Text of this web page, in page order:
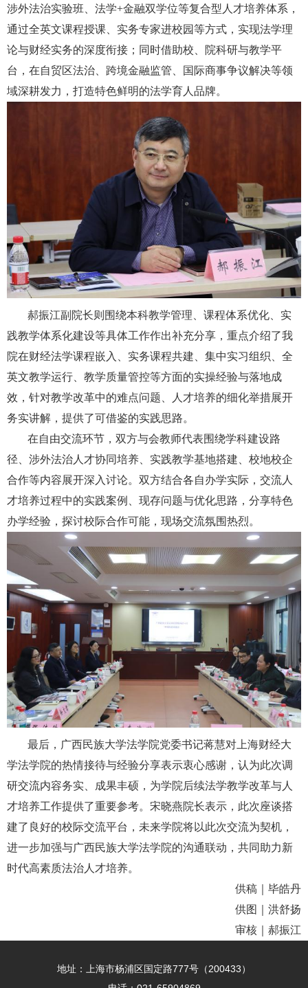
涉外法治实验班、法学+金融双学位等复合型人才培养体系，
通过全英文课程授课、实务专家进校园等方式，实现法学理
论与财经实务的深度衔接；同时借助校、院科研与教学平
台，在自贸区法治、跨境金融监管、国际商事争议解决等领
域深耕发力，打造特色鲜明的法学育人品牌。
郝振江副院长则围绕本科教学管理、课程体系优化、实
践教学体系化建设等具体工作作出补充分享，重点介绍了我
院在财经法学课程嵌入、实务课程共建、集中实习组织、全
英文教学运行、教学质量管控等方面的实操经验与落地成
效，针对教学改革中的难点问题、人才培养的细化举措展开
务实讲解，提供了可借鉴的实践思路。
在自由交流环节，双方与会教师代表围绕学科建设路
径、涉外法治人才协同培养、实践教学基地搭建、校地校企
合作等内容展开深入讨论。双方结合各自办学实际，交流人
才培养过程中的实践案例、现存问题与优化思路，分享特色
办学经验，探讨校际合作可能，现场交流氛围热烈。
最后，广西民族大学法学院党委书记蒋慧对上海财经大
学法学院的热情接待与经验分享表示衷心感谢，认为此次调
研交流内容务实、成果丰硕，为学院后续法学教学改革与人
才培养工作提供了重要参考。宋晓燕院长表示，此次座谈搭
建了良好的校际交流平台，未来学院将以此次交流为契机，
进一步加强与广西民族大学法学院的沟通联动，共同助力新
时代高素质法治人才培养。
供稿｜毕皓丹
供图｜洪舒扬
审核｜郝振江
地址：上海市杨浦区国定路777号（200433）